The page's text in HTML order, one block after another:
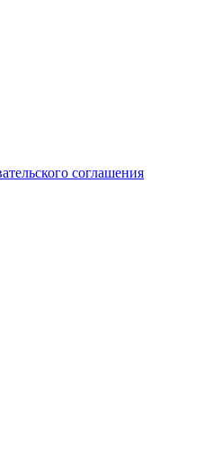
соглашения